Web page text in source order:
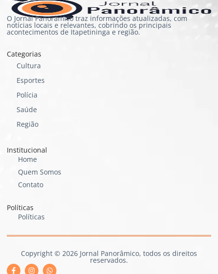
O Jornal Panorâmico traz informações atualizadas, com
notícias locais e relevantes, cobrindo os principais
acontecimentos de Itapetininga e região.
Categorias
Cultura
Esportes
Polícia
Saúde
Região
Institucional
Home
Quem Somos
Contato
Políticas
Políticas
Copyright © 2026 Jornal Panorâmico, todos os direitos
reservados.